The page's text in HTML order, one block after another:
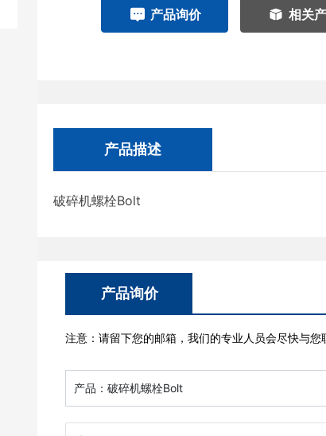
产品询价 相关
产品描述
破碎机螺栓Bolt
产品询价
注意：请留下您的邮箱，我们的专业人员会尽快与您
产品：破碎机螺栓Bolt